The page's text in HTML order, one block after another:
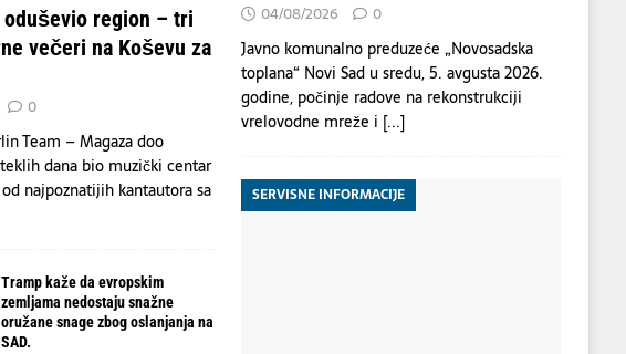
oduševio region – tri
večeri na Koševu za
0
Team – Magaza doo
dana bio muzički centar
najpoznatijih kantautora sa
Tramp kaže da evropskim
zemljama nedostaju snažne
oružane snage zbog oslanjanja na
SAD.
04/08/2026 0
Javno komunalno preduzeće „Novosadska
toplana“ Novi Sad u sredu, 5. avgusta 2026.
godine, počinje radove na rekonstrukciji
vrelovodne mreže i [...]
SERVISNE INFORMACIJE